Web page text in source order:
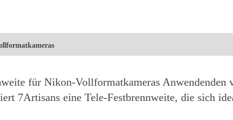
für Nikon-Vollformatkameras Anwendenden
7Artisans eine Tele-Festbrennweite, die sich